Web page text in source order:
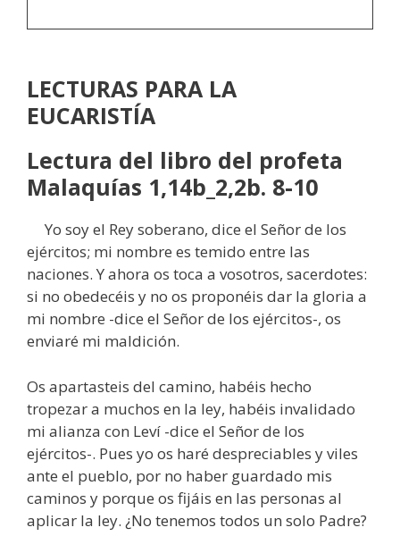
LECTURAS PARA LA
EUCARISTÍA
Lectura del libro del profeta
Malaquías 1,14b_2,2b. 8-10
Yo soy el Rey soberano, dice el Señor de los
ejércitos; mi nombre es temido entre las
naciones. Y ahora os toca a vosotros, sacerdotes:
si no obedecéis y no os proponéis dar la gloria a
mi nombre -dice el Señor de los ejércitos-, os
enviaré mi maldición.
Os apartasteis del camino, habéis hecho
tropezar a muchos en la ley, habéis invalidado
mi alianza con Leví -dice el Señor de los
ejércitos-. Pues yo os haré despreciables y viles
ante el pueblo, por no haber guardado mis
caminos y porque os fijáis en las personas al
aplicar la ley. ¿No tenemos todos un solo Padre?